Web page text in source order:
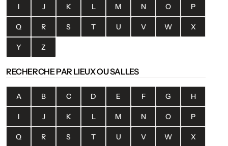
I J K L M N O P
Q R S T U V W X
Y Z
RECHERCHE PAR LIEUX OU SALLES
A B C D E F G H
I J K L M N O P
Q R S T U V W X